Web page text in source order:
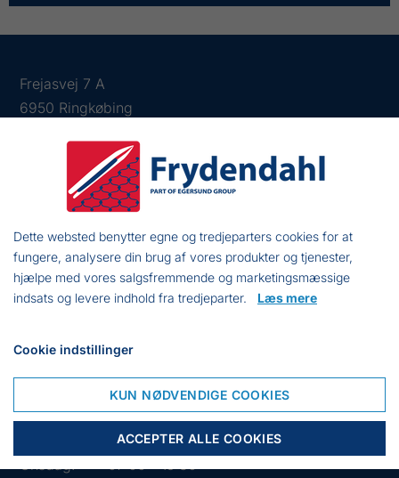
Frejasvej 7 A
6950 Ringkøbing
fiskenet@frydendahl.com
DK 15891645
Åbningstider i butikken
Mandag:
07:00 - 15:30
07:00 - 15:30
Dette websted benytter egne og tredjeparters cookies for at
fungere, analysere din brug af vores produkter og tjenester,
hjælpe med vores salgsfremmende og marketingsmæssige
indsats og levere indhold fra tredjeparter. Læs mere
Cookie indstillinger
KUN NØDVENDIGE COOKIES
ACCEPTER ALLE COOKIES